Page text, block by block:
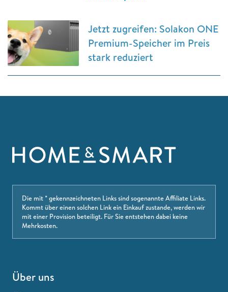
Jetzt zugreifen: Solakon ONE
Premium-Speicher im Preis
stark reduziert
Die mit * gekennzeichneten Links sind sogenannte Affiliate Links.
Kommt über einen solchen Link ein Einkauf zustande, werden wir
mit einer Provision beteiligt. Für Sie entstehen dabei keine
Mehrkosten.
Über uns